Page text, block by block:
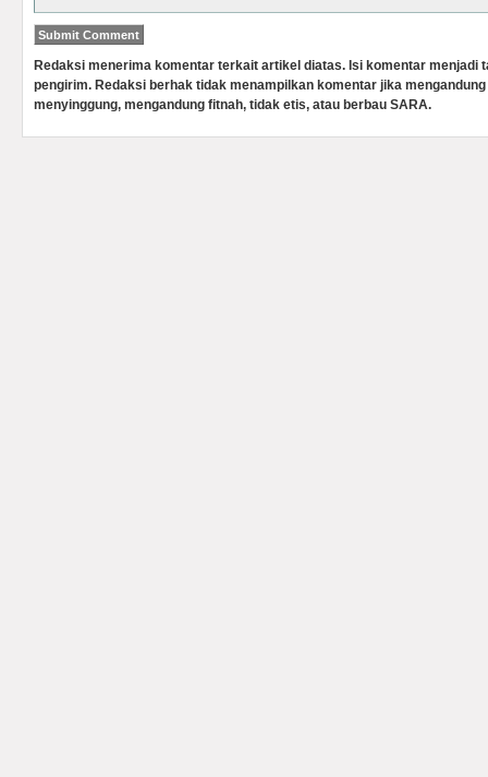
Redaksi menerima komentar terkait artikel diatas. Isi komentar menjadi
pengirim. Redaksi berhak tidak menampilkan komentar jika
menyinggung, mengandung fitnah, tidak etis, atau berbau SARA.